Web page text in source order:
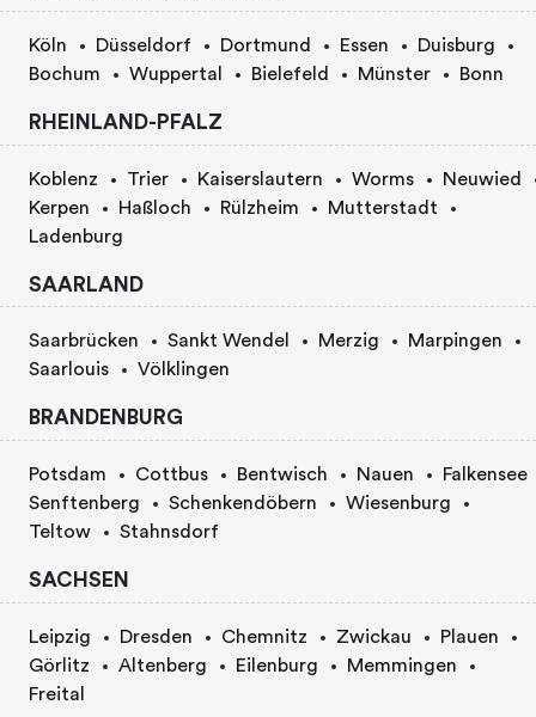
Köln Düsseldorf Dortmund Essen
Duisburg
Bochum
Wuppertal Bielefeld Münster Bonn
RHEINLAND-PFALZ
Koblenz Trier Kaiserslautern Worms
Neuwied
Kerpen
Haßloch Rülzheim
Mutterstadt
Ladenburg
SAARLAND
Saarbrücken Sankt Wendel Merzig
Marpingen
Saarlouis
Völklingen
BRANDENBURG
Potsdam Cottbus Bentwisch Nauen
Falkensee
Senftenberg
Schenkendöbern
Wiesenburg
Teltow
Stahnsdorf
SACHSEN
Leipzig Dresden Chemnitz Zwickau
Plauen
Görlitz
Altenberg Eilenburg
Memmingen
Freital